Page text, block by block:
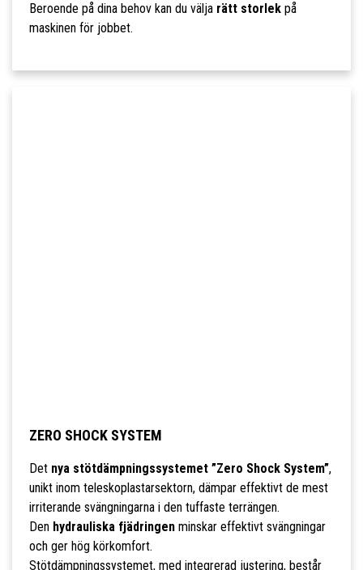
Beroende på dina behov kan du välja rätt storlekpå
maskinen för jobbet.
ZERO SHOCK SYSTEM
Det nya stötdämpningssystemet ”Zero Shock System”,
unikt inom teleskoplastarsektorn, dämpar effektivt de mest
irriterande svängningarna i den tuffaste terrängen.
Den hydrauliska fjädringenminskar effektivt svängningar
och ger hög körkomfort.
Stötdämpningssystemet, med integrerad justering, består